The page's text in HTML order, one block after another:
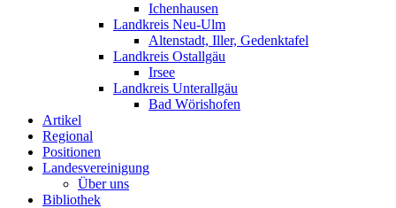
Ichenhausen
Landkreis Neu-Ulm
Altenstadt, Iller, Gedenktafel
Landkreis Ostallgäu
Irsee
Landkreis Unterallgäu
Bad Wörishofen
Artikel
Regional
Positionen
Landesvereinigung
Über uns
Bibliothek